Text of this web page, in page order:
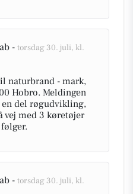
- torsdag 30. juli, kl.
naturbrand - mark,
Hobro. Meldingen
del røgudvikling,
vej med 3 køretøjer
- torsdag 30. juli, kl.